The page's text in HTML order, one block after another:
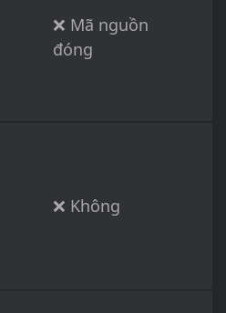
❌ Mã nguồn
đóng
❌ Không